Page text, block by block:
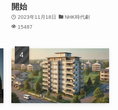
開始
2023年11月18日
NHK時代劇
15487